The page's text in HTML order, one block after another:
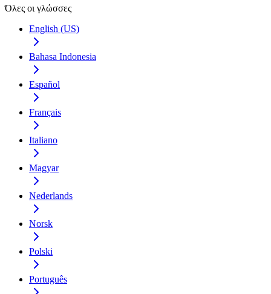
Όλες οι γλώσσες
English (US)
Bahasa Indonesia
Español
Français
Italiano
Magyar
Nederlands
Norsk
Polski
Português